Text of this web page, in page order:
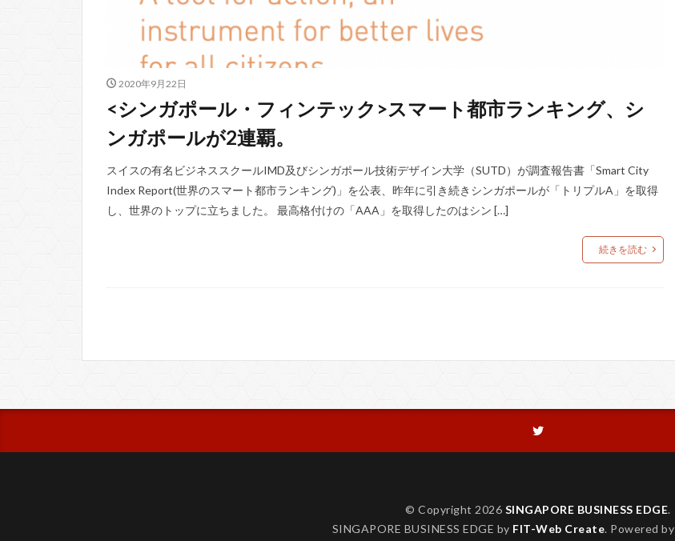
2020年9月22日
<シンガポール・フィンテック>スマート都市ランキング、シ
ンガポールが2連覇。
スイスの有名ビジネススクールIMD及びシンガポール技術デザイン大学（SUTD）が調査報告書「Smart City
Index Report(世界のスマート都市ランキング)」を公表、昨年に引き続きシンガポールが「トリプルA」を取得
し、世界のトップに立ちました。 最高格付けの「AAA」を取得したのはシン […]
続きを読む
© Copyright 2026 SINGAPORE BUSINESS EDGE.
SINGAPORE BUSINESS EDGE by FIT-Web Create. Powered by